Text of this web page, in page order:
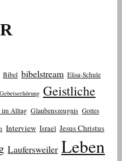
Bibel bibelstream Elisa-Schule
Gebetserhörung Geistliche
im Alltag Glaubenszeugnis Gottes
Interview Israel Jesus Christus
Laufersweiler Leben